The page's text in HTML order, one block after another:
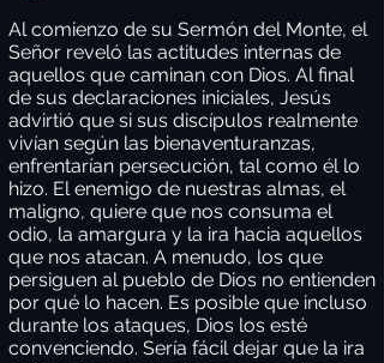
Al comienzo de su Sermón del Monte, el
Señor reveló las actitudes internas de
aquellos que caminan con Dios. Al final
de sus declaraciones iniciales, Jesús
advirtió que si sus discípulos realmente
vivían según las bienaventuranzas,
enfrentarían persecución, tal como él lo
hizo. El enemigo de nuestras almas, el
maligno, quiere que nos consuma el
odio, la amargura y la ira hacia aquellos
que nos atacan. A menudo, los que
persiguen al pueblo de Dios no entienden
por qué lo hacen. Es posible que incluso
durante los ataques, Dios los esté
convenciendo. Sería fácil dejar que la ira